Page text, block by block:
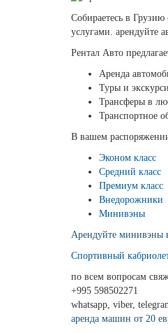
Собираетесь в
услугами. арендуйте
Рентал Авто
Аренда
Туры и
Трансферы в
Транспортное
В вашем
Эконом класс
Средний класс
Премиум класс
Внедорожники
Минивэны
Арендуйте минивэны
Спортивный
по всем вопросам
+995 598502271
whatsapp, viber,
аренда машин от 20